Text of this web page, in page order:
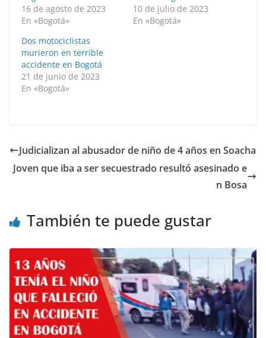
16 de agosto de 2023
En «Bogotá»
10 de julio de 2023
En «Bogotá»
Dos motociclistas
murieron en terrible
accidente en Bogotá
21 de junio de 2023
En «Bogotá»
Judicializan al abusador de niño de 4 años en Soacha
Joven que iba a ser secuestrado resultó asesinado e
n Bosa
También te puede gustar